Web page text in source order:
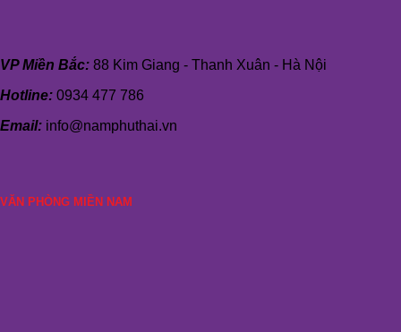
VP Miền Bắc: 88 Kim Giang - Thanh Xuân - Hà Nội
Hotline: 0934 477 786
Email: info@namphuthai.vn
VĂN PHÒNG MIỀN NAM